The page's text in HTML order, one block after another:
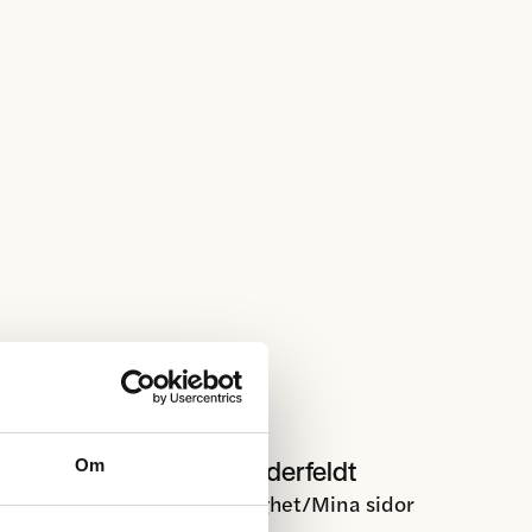
Om Carina Cederfeldt
Momentum Fastighet/Mina sidor